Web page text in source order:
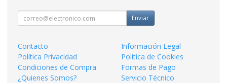
Enviar
Contacto
Información Legal
Política Privacidad
Política de Cookies
Condiciones de Compra
Formas de Pago
¿Quienes Somos?
Servicio Técnico